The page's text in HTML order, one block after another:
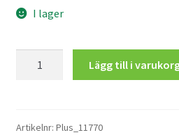
I lager
Lägg till i
Artikelnr: Plus_11770